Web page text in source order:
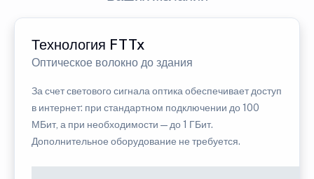
Технология FTTx
Оптическое волокно до здания
За счет светового сигнала оптика обеспечивает доступ
в интернет: при стандартном подключении до 100
МБит, а при необходимости — до 1 ГБит.
Дополнительное оборудование не требуется.